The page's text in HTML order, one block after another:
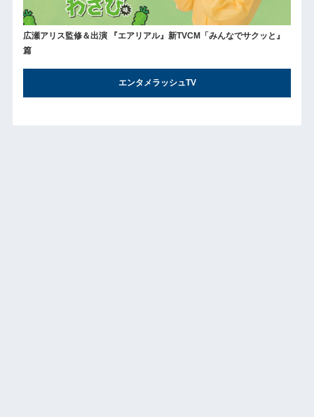
広瀬アリス監修＆出演 『エアリアル』新TVCM「みんなでサクッと』
篇
エンタメラッシュTV